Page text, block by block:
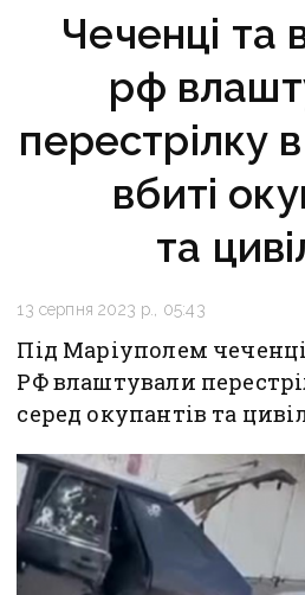
Чеченці та
рф
перестрілку
вбиті
та
13 серпня 2023 р., 05:43
Під Маріуполем чеченці
РФ влаштували
серед окупантів та